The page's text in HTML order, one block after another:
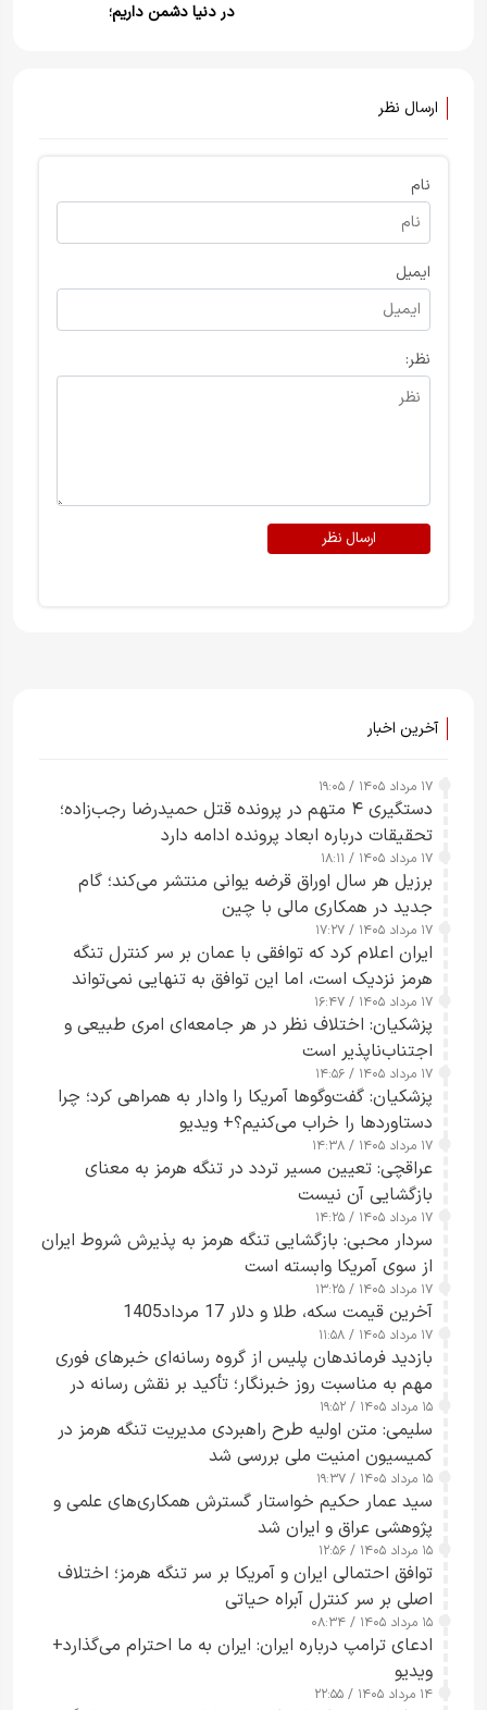
در دنیا دشمن داریم؛
ارسال نظر
نام
ایمیل
نظر:
ارسال نظر
آخرین اخبار
۱۷ مرداد ۱۴۰۵ / ۱۹:۰۵
دستگیری ۴ متهم در پرونده قتل حمیدرضا رجب‌زاده؛
تحقیقات درباره ابعاد پرونده ادامه دارد
۱۷ مرداد ۱۴۰۵ / ۱۸:۱۱
برزیل هر سال اوراق قرضه یوانی منتشر می‌کند؛ گام
جدید در همکاری مالی با چین
۱۷ مرداد ۱۴۰۵ / ۱۷:۲۷
ایران اعلام کرد که توافقی با عمان بر سر کنترل تنگه
هرمز نزدیک است، اما این توافق به تنهایی نمی‌تواند
آبراه را آزاد کند
۱۷ مرداد ۱۴۰۵ / ۱۶:۴۷
پزشکیان: اختلاف نظر در هر جامعه‌ای امری طبیعی و
اجتناب‌ناپذیر است
۱۷ مرداد ۱۴۰۵ / ۱۴:۵۶
پزشکیان: گفت‌وگوها آمریکا را وادار به همراهی کرد؛ چرا
دستاوردها را خراب می‌کنیم؟+ ویدیو
۱۷ مرداد ۱۴۰۵ / ۱۴:۳۸
عراقچی: تعیین مسیر تردد در تنگه هرمز به معنای
بازگشایی آن نیست
۱۷ مرداد ۱۴۰۵ / ۱۴:۲۵
سردار محبی: بازگشایی تنگه هرمز به پذیرش شروط ایران
از سوی آمریکا وابسته است
۱۷ مرداد ۱۴۰۵ / ۱۳:۲۵
آخرین قیمت سکه، طلا و دلار 17 مرداد1405
۱۷ مرداد ۱۴۰۵ / ۱۱:۵۸
بازدید فرماندهان پلیس از گروه رسانه‌ای خبرهای فوری
مهم به مناسبت روز خبرنگار؛ تأکید بر نقش رسانه در
تقویت امنیت و اعتماد عمومی
۱۵ مرداد ۱۴۰۵ / ۱۹:۵۲
سلیمی: متن اولیه طرح راهبردی مدیریت تنگه هرمز در
کمیسیون امنیت ملی بررسی شد
۱۵ مرداد ۱۴۰۵ / ۱۹:۳۷
سید عمار حکیم خواستار گسترش همکاری‌های علمی و
پژوهشی عراق و ایران شد
۱۵ مرداد ۱۴۰۵ / ۱۲:۵۶
توافق احتمالی ایران و آمریکا بر سر تنگه هرمز؛ اختلاف
اصلی بر سر کنترل آبراه حیاتی
۱۵ مرداد ۱۴۰۵ / ۰۸:۳۴
ادعای ترامپ درباره ایران: ایران به ما احترام می‌گذارد+
ویدیو
۱۴ مرداد ۱۴۰۵ / ۲۲:۵۵